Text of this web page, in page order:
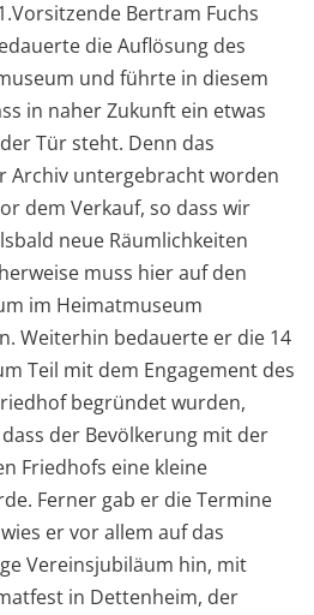
Bertram Fuchs
die Auflösung des
und führte in diesem
in naher Zukunft ein etwas
Tür steht. Denn das
Archiv untergebracht worden
dem Verkauf, so dass wir
neue Räumlichkeiten
muss hier auf den
im Heimatmuseum
Weiterhin bedauerte er die 14
Teil mit dem Engagement des
begründet wurden,
der Bevölkerung mit der
Friedhofs eine kleine
Ferner gab er die Termine
er vor allem auf das
Vereinsjubiläum hin, mit
in Dettenheim, der